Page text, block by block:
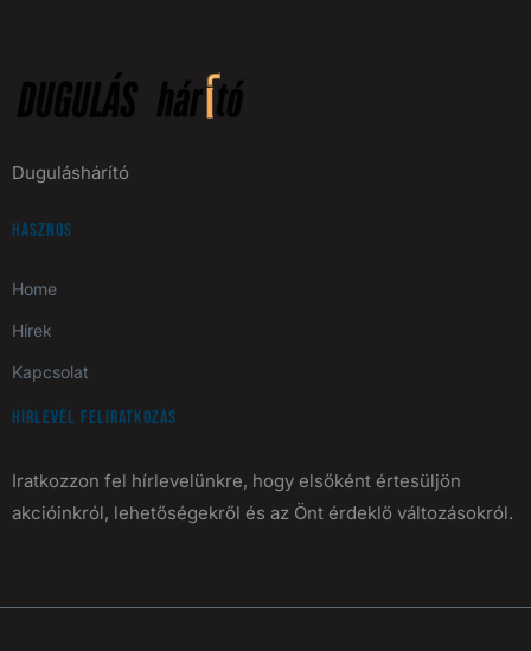
Duguláshárító
Hasznos
Home
Hírek
Kapcsolat
Hírlevél feliratkozás
Iratkozzon fel hírlevelünkre, hogy elsőként értesüljön
akcióinkról, lehetőségekről és az Önt érdeklő változásokról.